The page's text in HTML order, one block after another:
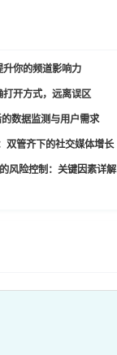
你的频道影响力
开方式，远离误区
数据监测与用户需求
双管齐下的社交媒体增长
风险控制：关键因素详解